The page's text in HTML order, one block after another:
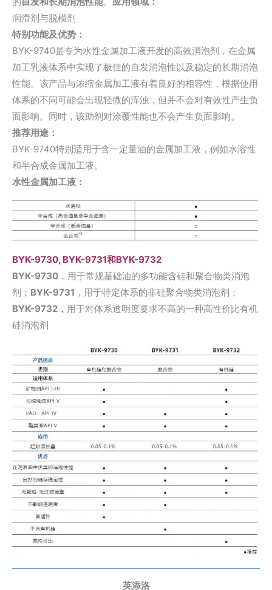
润滑剂与脱模剂
特别功能及优势：
BYK-9740是专为水性金属加工液开发的高效消泡剂，在金属
加工乳液体系中实现了极佳的自发消泡性以及稳定的长期消泡
性能。该产品与浓缩金属加工液有着良好的相容性，根据使用
体系的不同可能会出现轻微的浑浊，但并不会对有效性产生负
面影响。同时，该助剂对涂覆性能也不会产生负面影响。
推荐用途：
BYK-9740特别适用于含一定量油的金属加工液，例如水溶性
和半合成金属加工液。
水性金属加工液：
BYK-9730, BYK-9731和BYK-9732
BYK-9730 ，用于常规基础油的多功能含硅和聚合物类消泡
剂； BYK-9731 ，用于特定体系的非硅聚合物类消泡剂；
BYK-9732， 用于对体系透明度要求不高的一种高性价比有机
硅消泡剂
英添洛